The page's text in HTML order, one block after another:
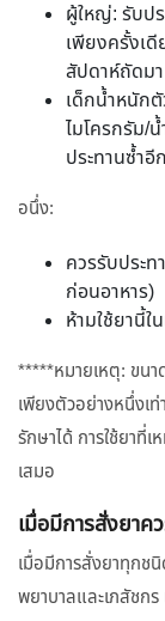
ผู้ใหญ่: รับป
เพียงครั้งเ
สัปดาห์ถัดมา
เด็กน้ำหนัก
ไมโครกรัม/
ประทานซ้ำ
อนึ่ง:
ควรรับประท
ก่อนอาหาร)
ห้ามใช้ยานี้ใ
*****หมายเหตุ: ขนาด
เพียงตัวอย่างหนึ่งเ
รักษาได้ การใช้ยาที่
เสมอ
เมื่อมีการสั่งยาค
เมื่อมีการสั่งยาทุกช
พยาบาลและเภสัชกร